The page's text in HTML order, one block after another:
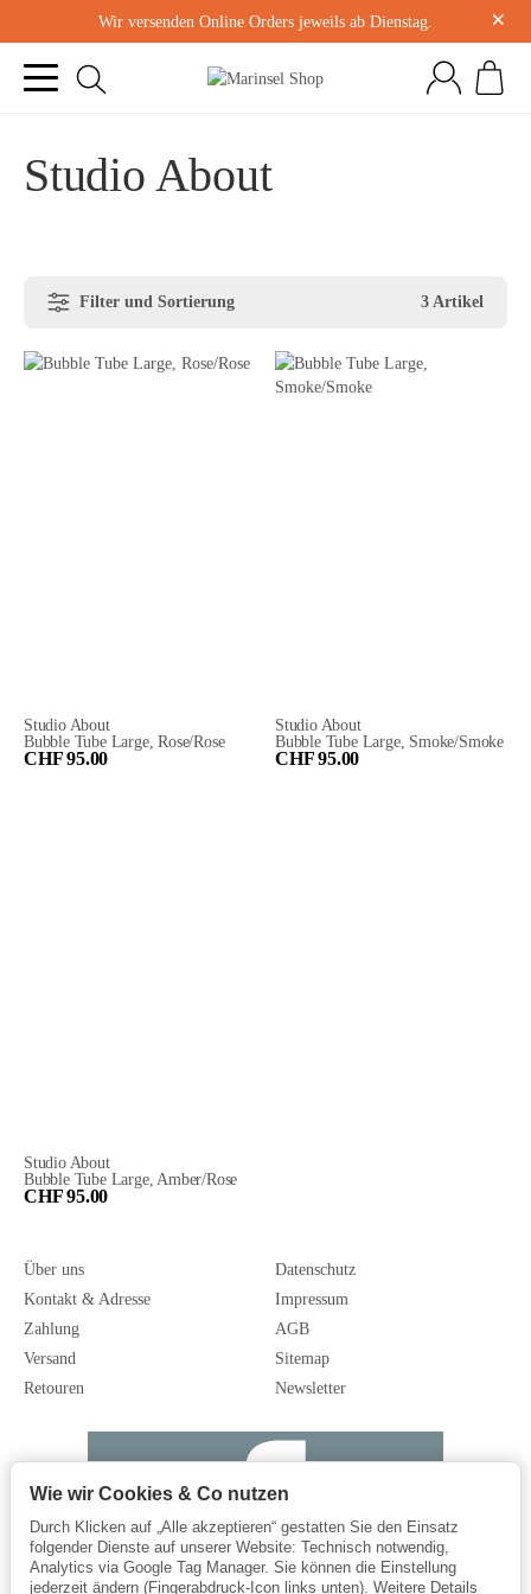
Wir versenden Online Orders jeweils ab Dienstag. ×
Studio About
Filter und Sortierung 3 Artikel
Studio About
Bubble Tube Large, Rose/Rose
CHF 95.00
Studio About
Bubble Tube Large, Smoke/Smoke
CHF 95.00
Studio About
Bubble Tube Large, Amber/Rose
CHF 95.00
Über uns
Kontakt & Adresse
Zahlung
Versand
Retouren
Datenschutz
Impressum
AGB
Sitemap
Newsletter
Wie wir Cookies & Co nutzen
Durch Klicken auf „Alle akzeptieren“ gestatten Sie den Einsatz
folgender Dienste auf unserer Website: Technisch notwendig,
Analytics via Google Tag Manager. Sie können die Einstellung
jederzeit ändern (Fingerabdruck-Icon links unten). Weitere Details